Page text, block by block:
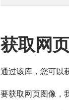
获取网
通过该库，您可以
要获取网页图像，